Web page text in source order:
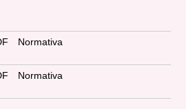
Normativa
Normativa